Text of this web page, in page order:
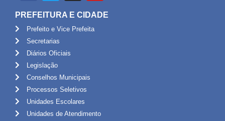
PREFEITURA E CIDADE
Prefeito e Vice Prefeita
Secretarias
Diários Oficiais
Legislação
Conselhos Municipais
Processos Seletivos
Unidades Escolares
Unidades de Atendimento